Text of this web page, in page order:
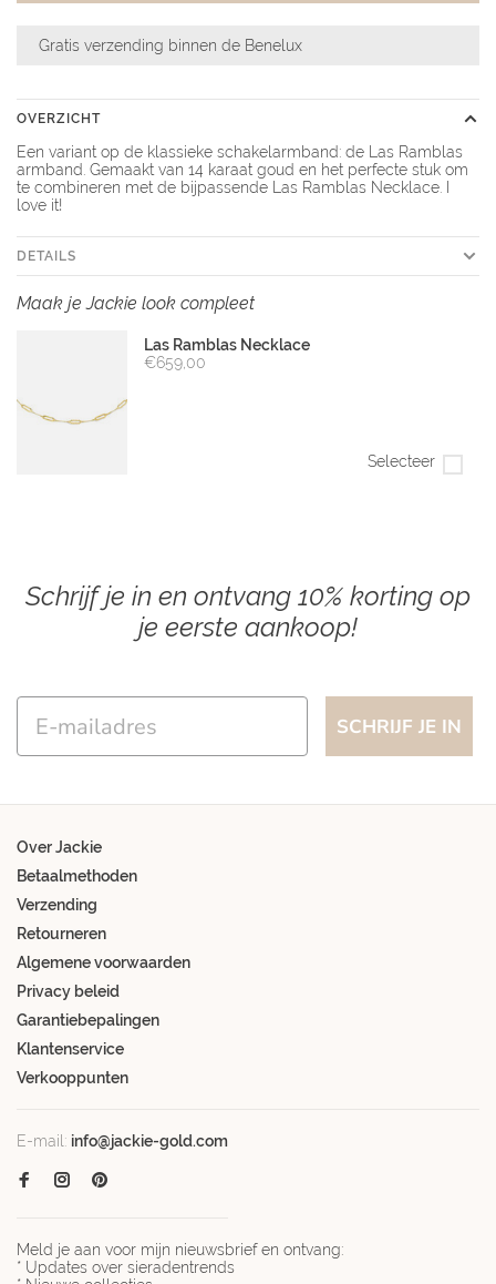
Gratis verzending binnen de Benelux
OVERZICHT
Een variant op de klassieke schakelarmband: de Las Ramblas
armband. Gemaakt van 14 karaat goud en het perfecte stuk om
te combineren met de bijpassende Las Ramblas Necklace. I
love it!
DETAILS
Maak je Jackie look compleet
Las Ramblas Necklace
€659,00
Selecteer
Schrijf je in en ontvang 10% korting op
je eerste aankoop!
SCHRIJF JE IN
Over Jackie
Betaalmethoden
Verzending
Retourneren
Algemene voorwaarden
Privacy beleid
Garantiebepalingen
Klantenservice
Verkooppunten
E-mail: info@jackie-gold.com
Meld je aan voor mijn nieuwsbrief en ontvang:
* Updates over sieradentrends